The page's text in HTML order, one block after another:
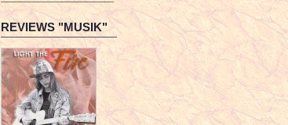
¯¯¯¯¯¯¯¯¯¯¯¯¯¯¯¯¯¯¯¯¯¯¯¯
REVIEWS "MUSIK"